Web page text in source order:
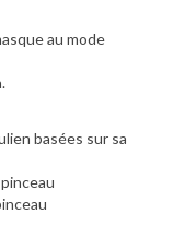
au mode
basées sur sa